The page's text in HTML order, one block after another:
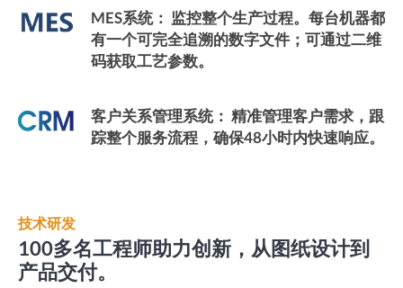
MES系统： 监控整个生产过程。每台机器都
有一个可完全追溯的数字文件；可通过二维
码获取工艺参数。
客户关系管理系统： 精准管理客户需求，跟
踪整个服务流程，确保48小时内快速响应。
技术研发
100多名工程师助力创新，从图纸设计到
产品交付。